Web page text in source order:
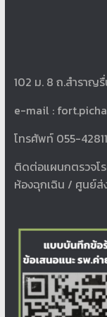
102 ม. 8 ถ.สำราญ
e-mail :
โทรศัพท์ 055-
ติดต่อแผนกตรวจโร
ห้องฉุกเฉิน / ศูนย์